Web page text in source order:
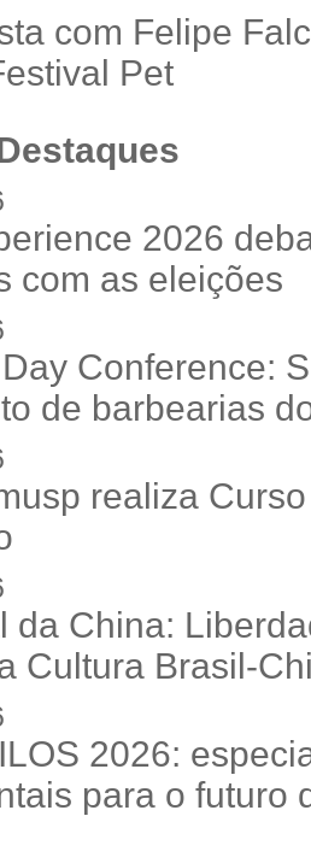
com Felipe
Pet
2026
com as eleições
Conference:
de barbearias
realiza
da China:
Cultura Brasil-
2026:
para o futuro